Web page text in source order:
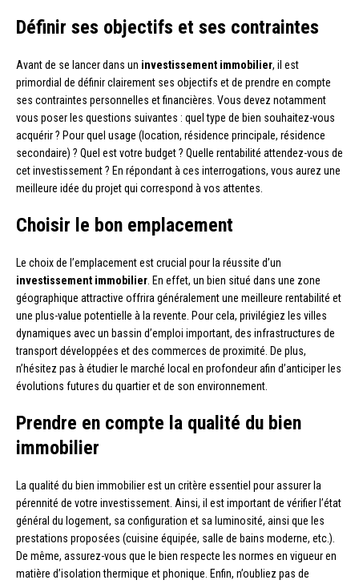
Définir ses objectifs et ses contraintes
Avant de se lancer dans un investissement immobilier, il est
primordial de définir clairement ses objectifs et de prendre en compte
ses contraintes personnelles et financières. Vous devez notamment
vous poser les questions suivantes : quel type de bien souhaitez-vous
acquérir ? Pour quel usage (location, résidence principale, résidence
secondaire) ? Quel est votre budget ? Quelle rentabilité attendez-vous de
cet investissement ? En répondant à ces interrogations, vous aurez une
meilleure idée du projet qui correspond à vos attentes.
Choisir le bon emplacement
Le choix de l’emplacement est crucial pour la réussite d’un
investissement immobilier. En effet, un bien situé dans une zone
géographique attractive offrira généralement une meilleure rentabilité et
une plus-value potentielle à la revente. Pour cela, privilégiez les villes
dynamiques avec un bassin d’emploi important, des infrastructures de
transport développées et des commerces de proximité. De plus,
n’hésitez pas à étudier le marché local en profondeur afin d’anticiper les
évolutions futures du quartier et de son environnement.
Prendre en compte la qualité du bien
immobilier
La qualité du bien immobilier est un critère essentiel pour assurer la
pérennité de votre investissement. Ainsi, il est important de vérifier l’état
général du logement, sa configuration et sa luminosité, ainsi que les
prestations proposées (cuisine équipée, salle de bains moderne, etc.).
De même, assurez-vous que le bien respecte les normes en vigueur en
matière d’isolation thermique et phonique. Enfin, n’oubliez pas de